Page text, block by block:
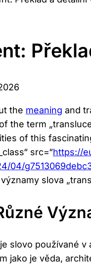
the meaning and
the term
of this
src=“https://
04/
slova
slovo používané
jako je věda,